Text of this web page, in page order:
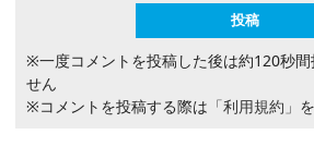
※一度コメントを投稿した後は約120秒間
せん
※コメントを投稿する際は 「利用規約」